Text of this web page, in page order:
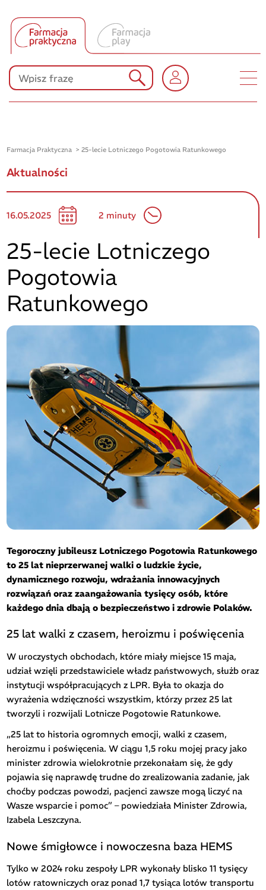
Produkty Polpharmy
KONKURSY
Farmacja Praktyczna 25-lecie Lotniczego Pogotowia Ratunkowego
Aktualności
16.05.2025 2 minuty
25-lecie Lotniczego
Pogotowia
Ratunkowego
Tegoroczny jubileusz Lotniczego Pogotowia Ratunkowego
to 25 lat nieprzerwanej walki o ludzkie życie,
dynamicznego rozwoju, wdrażania innowacyjnych
rozwiązań oraz zaangażowania tysięcy osób, które
każdego dnia dbają o bezpieczeństwo i zdrowie Polaków.
25 lat walki z czasem, heroizmu i poświęcenia
W uroczystych obchodach, które miały miejsce 15 maja,
udział wzięli przedstawiciele władz państwowych, służb oraz
instytucji współpracujących z LPR. Była to okazja do
wyrażenia wdzięczności wszystkim, którzy przez 25 lat
tworzyli i rozwijali Lotnicze Pogotowie Ratunkowe.
„25 lat to historia ogromnych emocji, walki z czasem,
heroizmu i poświęcenia. W ciągu 1,5 roku mojej pracy jako
minister zdrowia wielokrotnie przekonałam się, że gdy
pojawia się naprawdę trudne do zrealizowania zadanie, jak
choćby podczas powodzi, pacjenci zawsze mogą liczyć na
Wasze wsparcie i pomoc” – powiedziała Minister Zdrowia,
Izabela Leszczyna.
Nowe śmigłowce i nowoczesna baza HEMS
Tylko w 2024 roku zespoły LPR wykonały blisko 11 tysięcy
lotów ratowniczych oraz ponad 1,7 tysiąca lotów transportu